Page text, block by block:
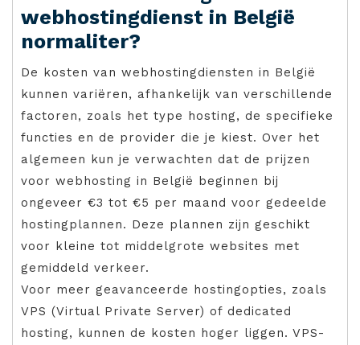
webhostingdienst in België
normaliter?
De kosten van webhostingdiensten in België
kunnen variëren, afhankelijk van verschillende
factoren, zoals het type hosting, de specifieke
functies en de provider die je kiest. Over het
algemeen kun je verwachten dat de prijzen
voor webhosting in België beginnen bij
ongeveer €3 tot €5 per maand voor gedeelde
hostingplannen. Deze plannen zijn geschikt
voor kleine tot middelgrote websites met
gemiddeld verkeer.
Voor meer geavanceerde hostingopties, zoals
VPS (Virtual Private Server) of dedicated
hosting, kunnen de kosten hoger liggen. VPS-